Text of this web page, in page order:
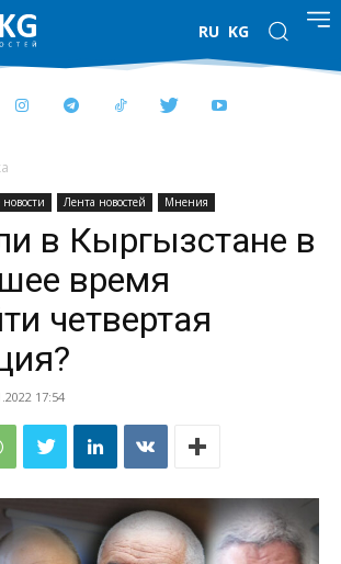
RU KG
Лента новостей Мнения
в Кыргызстане в
время
четвертая
17:54